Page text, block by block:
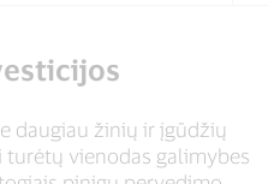
daugiau žinių ir įgūdžių
vienodas galimybes